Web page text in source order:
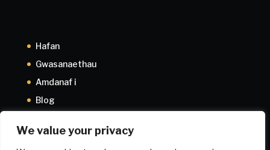
We value your privacy
Hafan
Gwasanaethau
Amdanaf i
Blog